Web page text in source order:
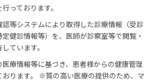
っております。
認等システムにより取得した診療情報（受診
健診情報等）を、医師が診察室等で閲覧・
ています。
医療情報等に基づき、患者様からの健康管理
ります。
※質の高い医療の提供のため、マ